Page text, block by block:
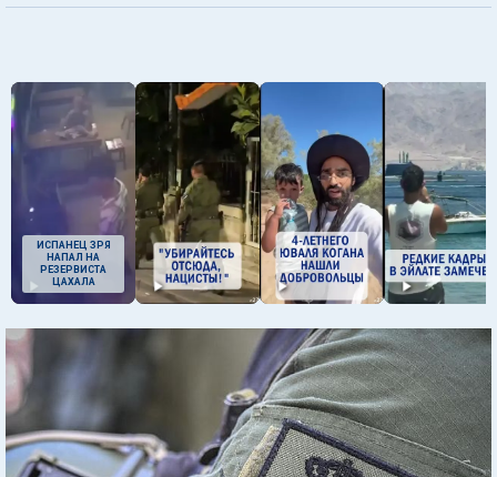
ИСПАНЕЦ ЗРЯ
НАПАЛ НА
РЕЗЕРВИСТА
ЦАХАЛА